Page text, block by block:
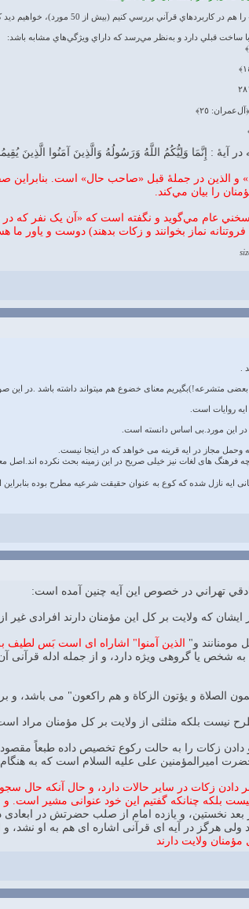
کنيم (بيش از 50 مورد)، خواهيم ديد که داراي ويژگي‌هاي مشابه است.
ساخت قبلي دارد و به‌نظر مي‌رسد که داراي ويژگي‌هاي مشابه باشد:
٢٥﴾
: إِنَّمَا وَلِيُّكُمُ اللَّهُ وَرَسُولُهُ وَالَّذِينَ آمَنُوا الَّذِينَ
و الذين در جملهٔ قبل «صاحب حال» است.
را بيان مي‌کند.
سخني عام مي‌گويد و نگفته است که «آن يک نفر که
نماز بخوانند و زکات بدهند) دوست و ياور ما
.
متشرعه!)بگیریم معنای خضوع هم میتواند داشته باشد .در این
روایات است.
در این مورد.بی اساس دانسته است.
وحمل مجاز در ایه قرینه می خواهد که در اینجا نیست.
فرهنگ های لغات نیز خیلی صریح در این زمینه بحث نکرده اند.اصل
ایه نازل شده که کوع به عنوان حقیقت شرعیه مطرح بوده
تهراني در خصوص اين آيه چنين آمده است:
كه ولايت بر كل اين مؤمنان دارند افرادى غير
مومنانند و" الذين آمنوا" اشاراه اى است بَس لطيف
الصلاة و يؤتون الزكاة و هم راكعون" مى باشد،
نيست بلكه مثلثى از ولايت بر كل مؤمنان مراد
و دادن زكات را به حالت ركوع تخصيص داده طبعاً
اميرالمؤمنين على عليه السلام است كه به
بر دادن زكات در ساير حالات دارد، و حال آنكه
بلكه چنانكه گفتيم اين خود عنوانى مشير است.
بعد نخستين، و يازده امام از صلب حضرتش در
هرگز در آيه اى قرآنى اشاره اى هم به او نشد، و
ولايت دارند